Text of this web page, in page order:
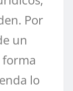
Por
un
forma
lo